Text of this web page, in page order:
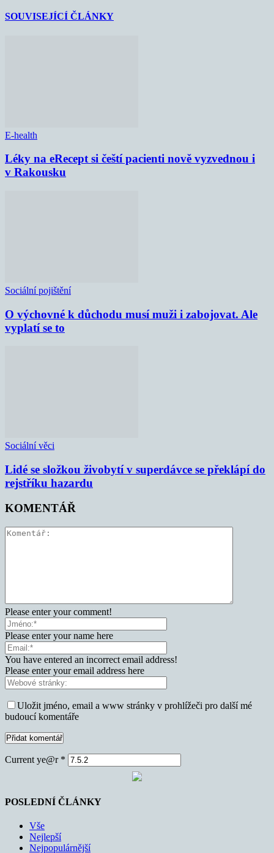
SOUVISEJÍCÍ ČLÁNKY
E-health
Léky na eRecept si čeští pacienti nově vyzvednou i
v Rakousku
Sociální pojištění
O výchovné k důchodu musí muži i zabojovat. Ale
vyplatí se to
Sociální věci
Lidé se složkou živobytí v superdávce se překlápí do
rejstříku hazardu
KOMENTÁŘ
Please enter your comment!
Please enter your name here
You have entered an incorrect email address!
Please enter your email address here
Uložit jméno, email a www stránky v prohlížeči pro další mé
budoucí komentáře
Current ye@r *
POSLEDNÍ ČLÁNKY
Vše
Nejlepší
Nejpopulárnější